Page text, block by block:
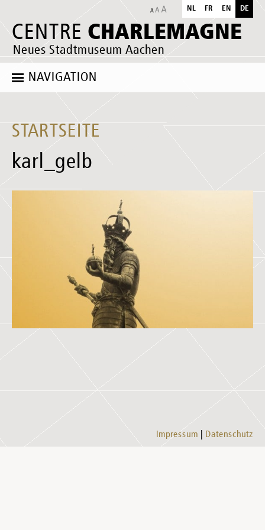
CENTRE CHARLEMAGNE
Neues Stadtmuseum Aachen
NL FR EN DE
NAVIGATION
STARTSEITE
karl_gelb
Impressum Datenschutz